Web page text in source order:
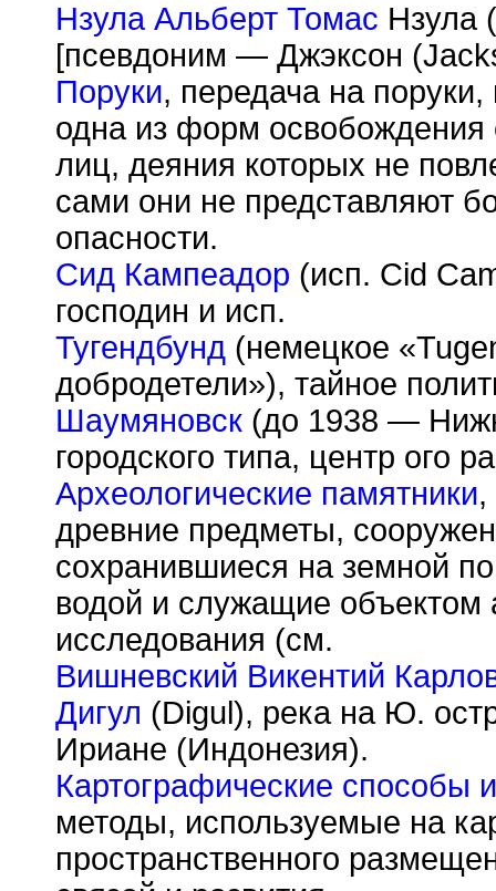
Нзула Альберт Томас Нзула
[псевдоним — Джэксон
Поруки, передача на
одна из форм освобождения
лиц, деяния которых не
сами они не представляют
опасности.
Сид Кампеадор (исп. Cid
господин и исп.
Тугендбунд (немецкое
добродетели»), тайное
Шаумяновск (до 1938 —
городского типа, центр ого
Археологические памятники,
древние предметы,
сохранившиеся на земной
водой и служащие объектом
исследования (см.
Вишневский Викентий
Дигул (Digul), река на Ю.
Ириане (Индонезия).
Картографические способы
методы, используемые на
пространственного